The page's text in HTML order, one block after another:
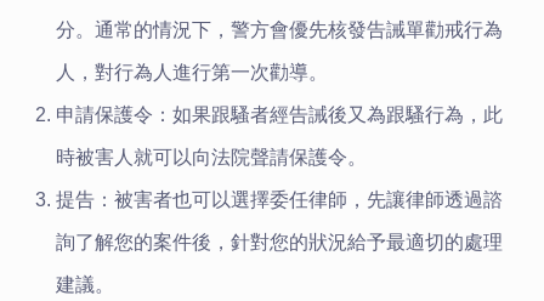
分。通常的情況下，警方會優先核發告誡單勸戒行為
人，對行為人進行第一次勸導。
申請保護令：如果跟騷者經告誡後又為跟騷行為，此
時被害人就可以向法院聲請保護令。
提告：被害者也可以選擇委任律師，先讓律師透過諮
詢了解您的案件後，針對您的狀況給予最適切的處理
建議。